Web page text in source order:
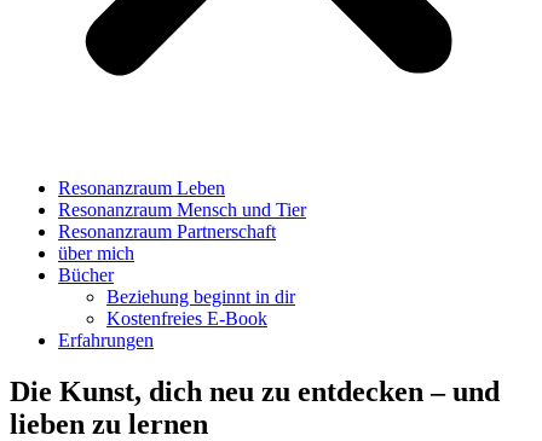
Resonanzraum Leben
Resonanzraum Mensch und Tier
Resonanzraum Partnerschaft
über mich
Bücher
Beziehung beginnt in dir
Kostenfreies E-Book
Erfahrungen
Die Kunst, dich neu zu entdecken – und
lieben zu lernen